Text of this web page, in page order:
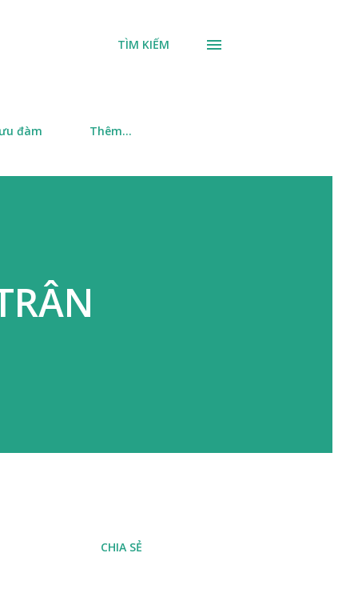
TÌM KIẾM
đàm Thêm…
CHIA SẺ